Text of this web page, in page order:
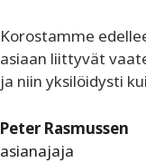
Korostamme
asiaan liittyvät
ja niin yksilöidysti
Peter Rasmussen
asianajaja